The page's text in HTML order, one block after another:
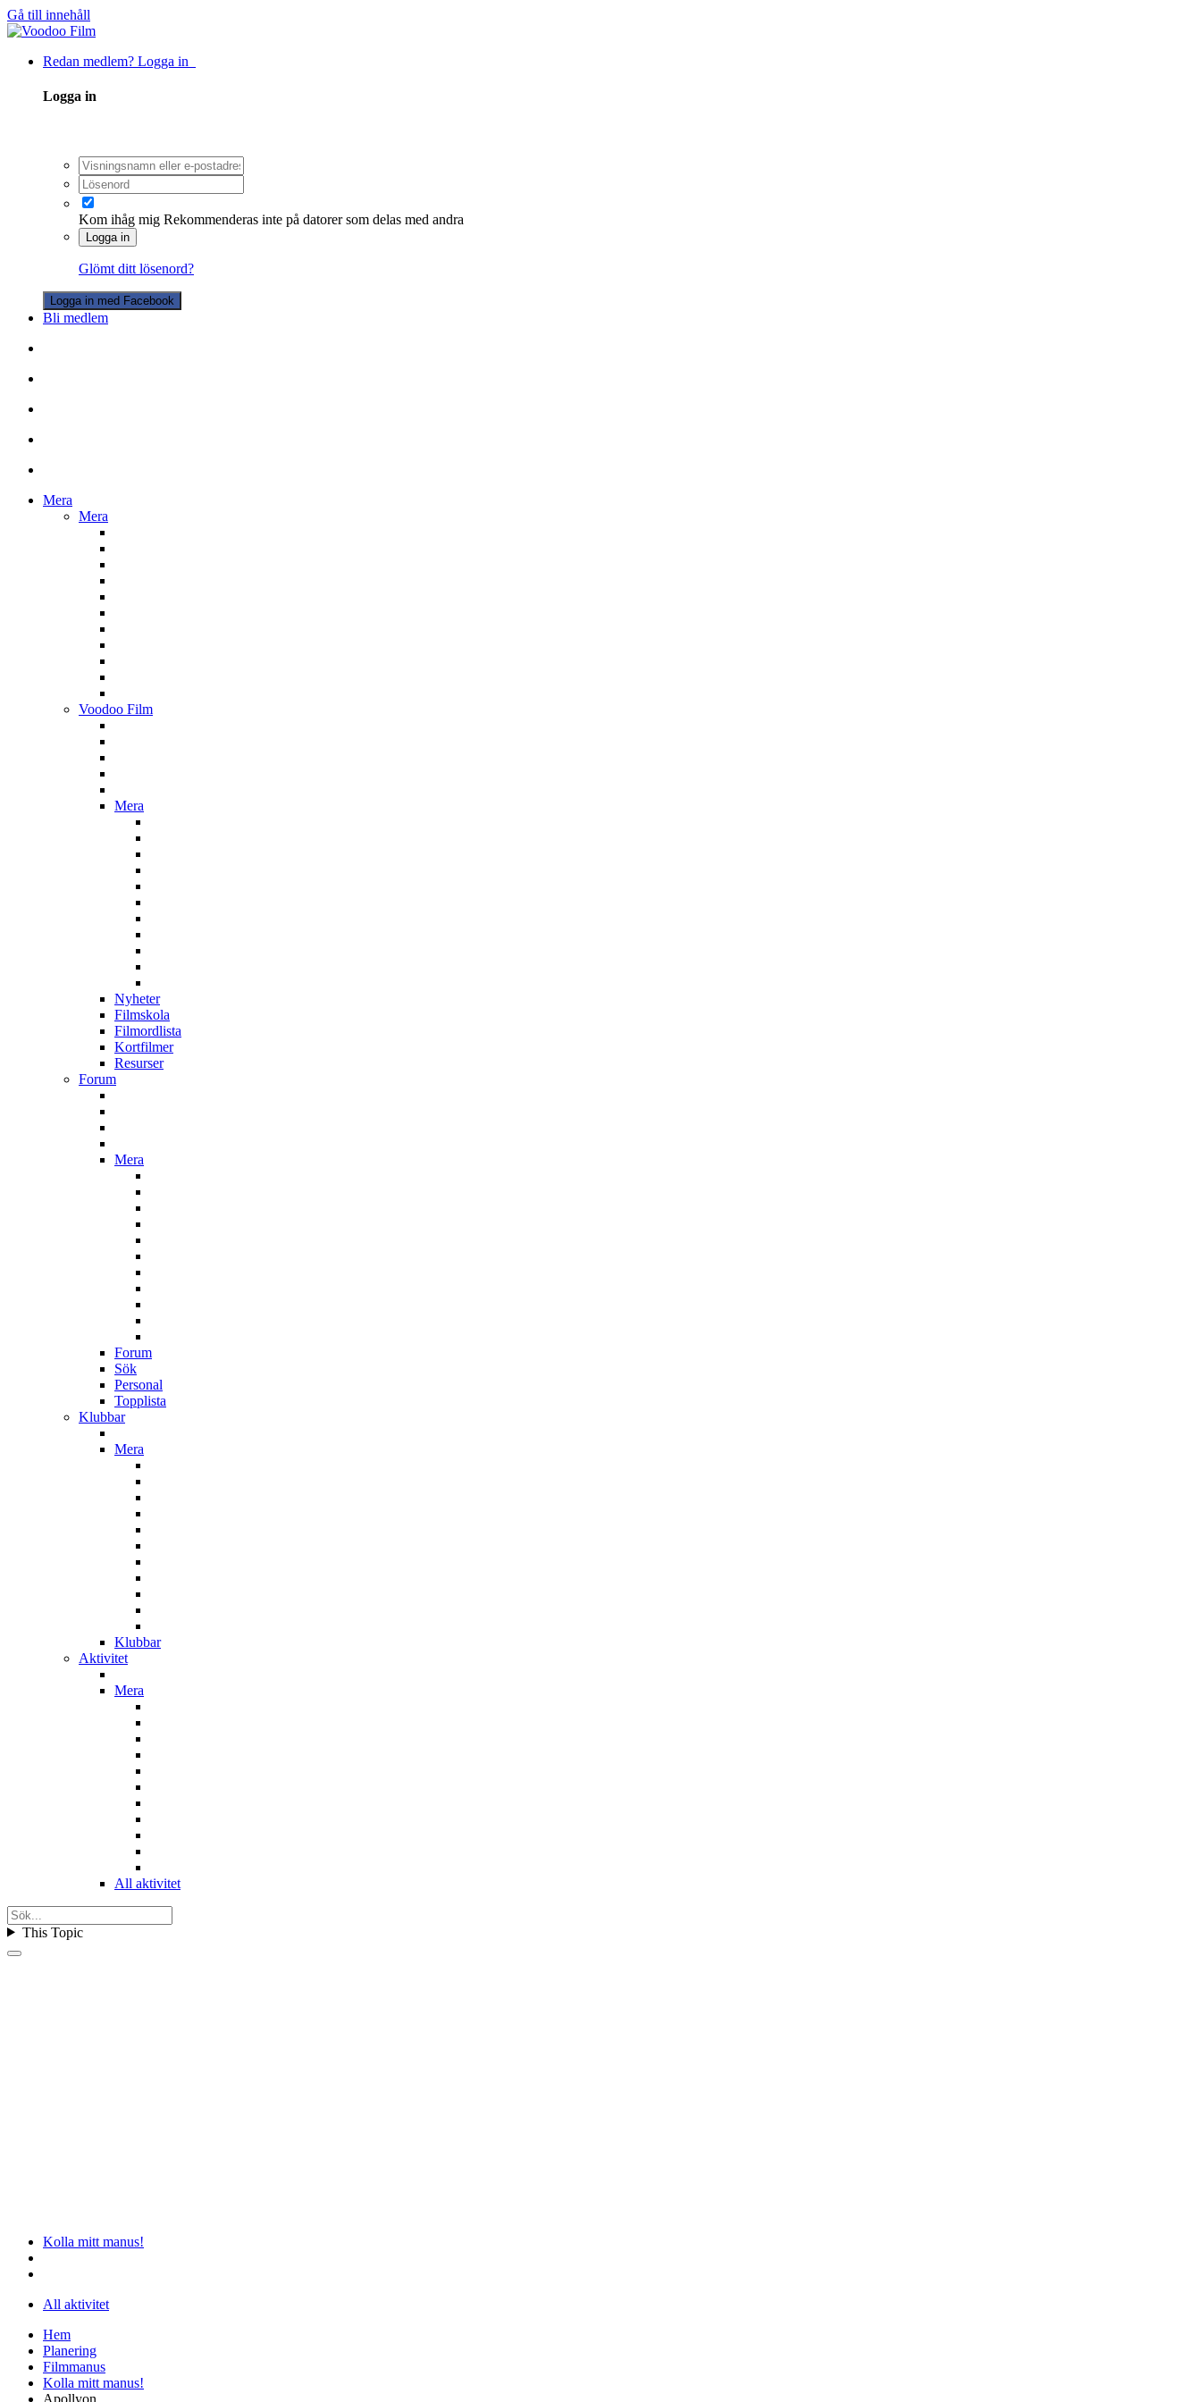
Gå till innehåll
Redan medlem? Logga in
Logga in
Kom ihåg mig Rekommenderas inte på datorer som delas med andra
Logga in
Glömt ditt lösenord?
Logga in med Facebook
Bli medlem
Mera
Mera
Voodoo Film
Mera
Nyheter
Filmskola
Filmordlista
Kortfilmer
Resurser
Forum
Mera
Forum
Sök
Personal
Topplista
Klubbar
Mera
Klubbar
Aktivitet
Mera
All aktivitet
This Topic
Kolla mitt manus!
All aktivitet
Hem
Planering
Filmmanus
Kolla mitt manus!
Apollyon